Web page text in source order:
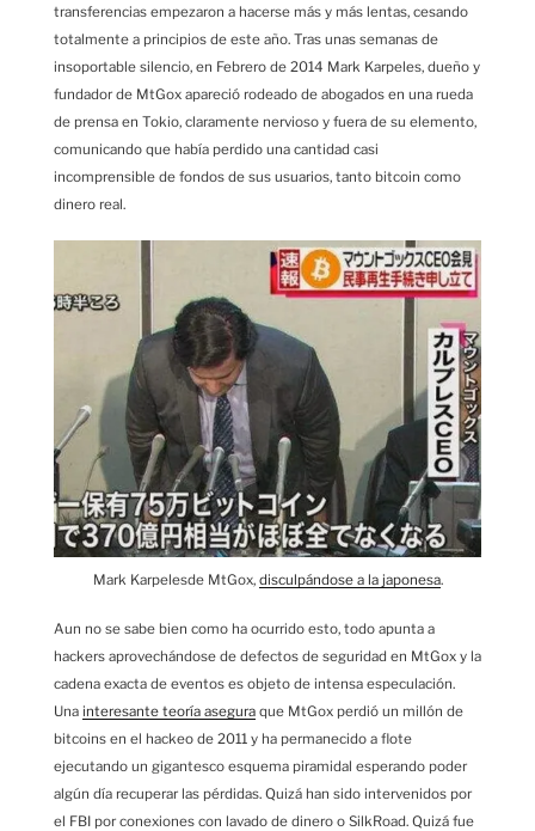
transferencias empezaron a hacerse más y más lentas, cesando
totalmente a principios de este año. Tras unas semanas de
insoportable silencio, en Febrero de 2014 Mark Karpeles, dueño y
fundador de MtGox apareció rodeado de abogados en una rueda
de prensa en Tokio, claramente nervioso y fuera de su elemento,
comunicando que había perdido una cantidad casi
incomprensible de fondos de sus usuarios, tanto bitcoin como
dinero real.
Mark Karpelesde MtGox, disculpándose a la japonesa.
Aun no se sabe bien como ha ocurrido esto, todo apunta a
hackers aprovechándose de defectos de seguridad en MtGox y la
cadena exacta de eventos es objeto de intensa especulación.
Una interesante teoría asegura que MtGox perdió un millón de
bitcoins en el hackeo de 2011 y ha permanecido a flote
ejecutando un gigantesco esquema piramidal esperando poder
algún día recuperar las pérdidas. Quizá han sido intervenidos por
el FBI por conexiones con lavado de dinero o SilkRoad. Quizá fue